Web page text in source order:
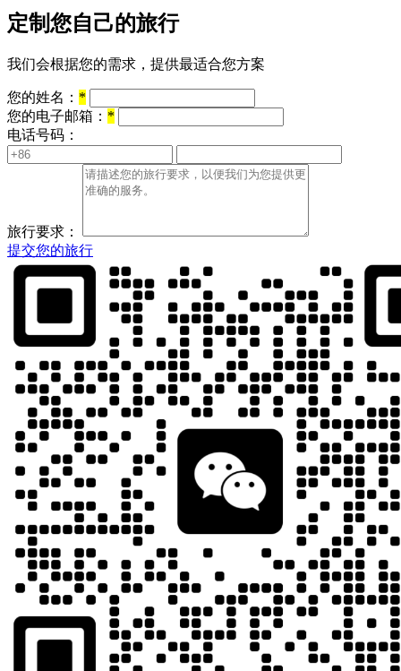
定制您自己的旅行
我们会根据您的需求，提供最适合您方案
您的姓名： *
您的电子邮箱： *
电话号码：
旅行要求：
提交您的旅行